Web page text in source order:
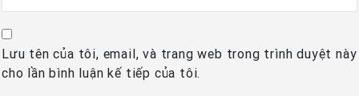
Lưu tên của tôi, email, và trang web trong trình duyệt này
cho lần bình luận kế tiếp của tôi.